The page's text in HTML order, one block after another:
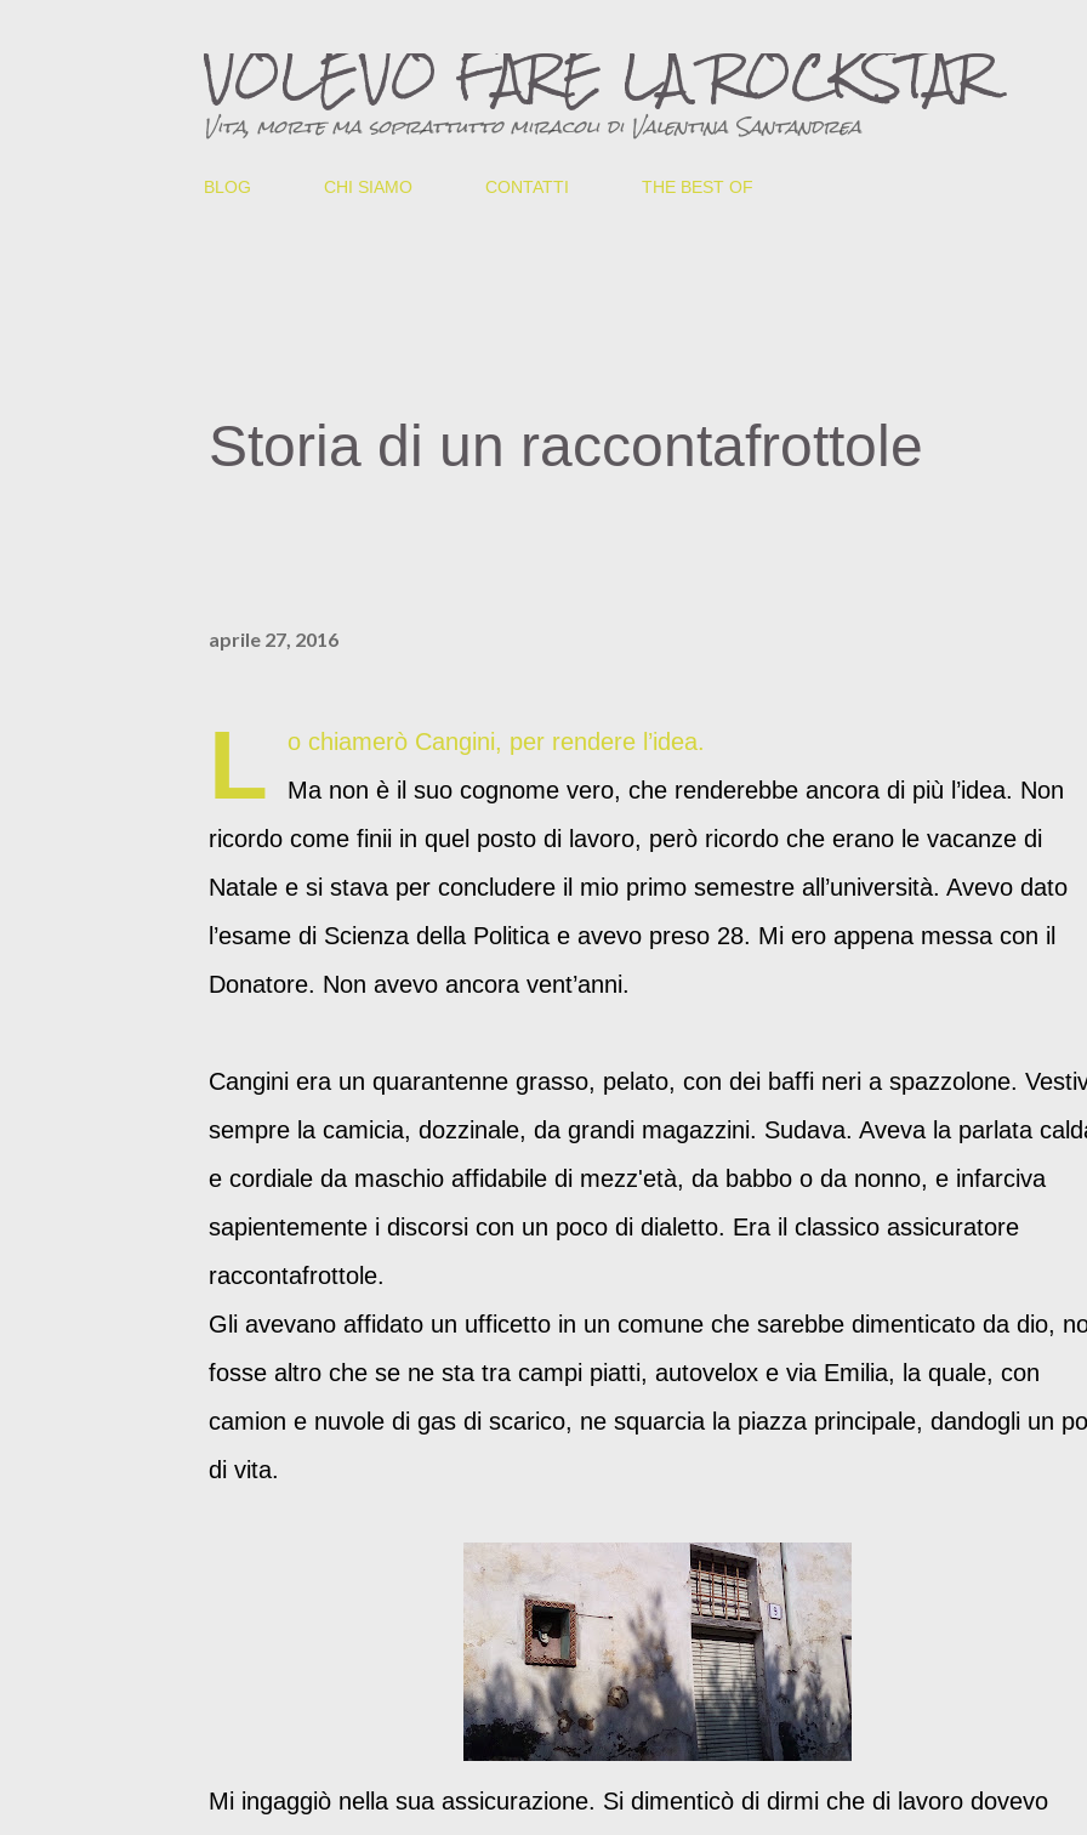
VOLEVO FARE LA ROCKSTAR
Vita, morte ma soprattutto miracoli di Valentina Santandrea
BLOG CHI SIAMO CONTATTI THE BEST OF
Storia di un raccontafrottole
aprile 27, 2016
L
o chiamerò Cangini, per rendere l’idea.
Ma non è il suo cognome vero, che renderebbe ancora di più l’idea. Non
ricordo come finii in quel posto di lavoro, però ricordo che erano le vacanze di
Natale e si stava per concludere il mio primo semestre all’università. Avevo dato
l’esame di Scienza della Politica e avevo preso 28. Mi ero appena messa con il
Donatore. Non avevo ancora vent’anni.
Cangini era un quarantenne grasso, pelato, con dei baffi neri a spazzolone.
sempre la camicia, dozzinale, da grandi magazzini. Sudava. Aveva la parlata
e cordiale da maschio affidabile di mezz'età, da babbo o da nonno, e infarciva
sapientemente i discorsi con un poco di dialetto. Era il classico assicuratore
raccontafrottole.
Gli avevano affidato un ufficetto in un comune che sarebbe dimenticato da dio,
fosse altro che se ne sta tra campi piatti, autovelox e via Emilia, la quale, con
camion e nuvole di gas di scarico, ne squarcia la piazza principale, dandogli un
di vita.
Mi ingaggiò nella sua assicurazione. Si dimenticò di dirmi che di lavoro dovevo